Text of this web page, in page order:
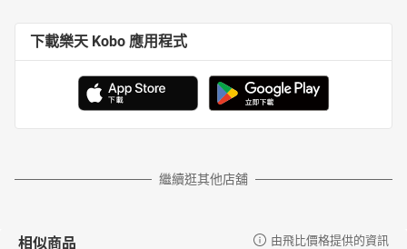
下載樂天 Kobo 應用程式
繼續逛其他店舖
相似商品 由飛比價格提供的資訊